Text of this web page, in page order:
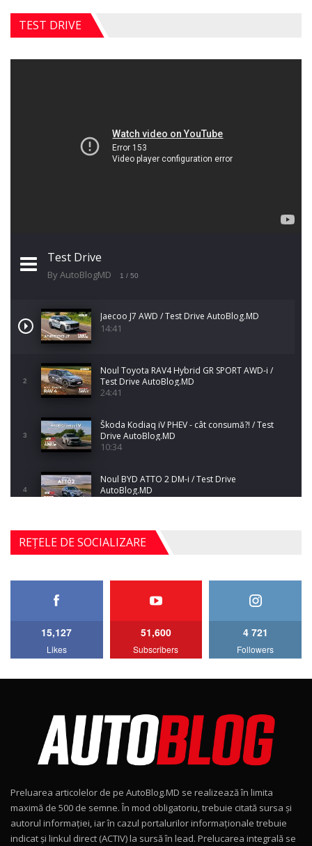
TEST DRIVE
Test Drive
By AutoBlogMD 1 / 50
Jaecoo J7 AWD / Test Drive AutoBlog.MD
14:41
2
Noul Toyota RAV4 Hybrid GR SPORT AWD-i /
Test Drive AutoBlog.MD
24:41
3
Škoda Kodiaq iV PHEV - cât consumă?! / Test
Drive AutoBlog.MD
10:34
4
Noul BYD ATTO 2 DM-i / Test Drive
AutoBlog.MD
17:35
5
Noul Mercedes-Benz S-Class facelift (S 580
4MATIC V223) / Test Drive AutoBlog.MD
27:33
AutoBlog.MD
15:08
Noul Geely EX2 / Test Drive AutoBlog.MD
15:22
Mercedes-AMG E 53 HYBRID 4MATIC+ / Test
Drive AutoBlog.MD
16:27
REȚELE DE SOCIALIZARE
15,127
Likes
51,600
Subscribers
4 721
Followers
Preluarea articolelor de pe AutoBlog.MD se realizează în limita
maximă de 500 de semne. În mod obligatoriu, trebuie citată sursa și
autorul informației, iar în cazul portalurilor informaționale trebuie
indicat și linkul direct (ACTIV) la sursă în lead. Prelucarea integrală se